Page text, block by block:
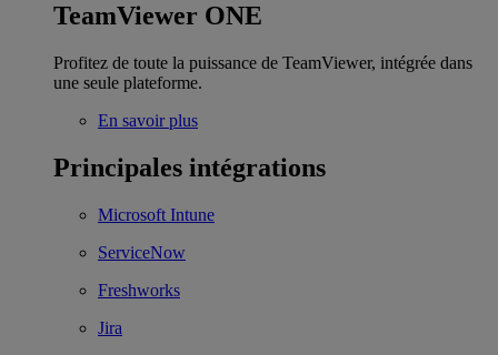
TeamViewer ONE
Profitez de toute la puissance de TeamViewer, intégrée dans
une seule plateforme.
En savoir plus
Principales intégrations
Microsoft Intune
ServiceNow
Freshworks
Jira